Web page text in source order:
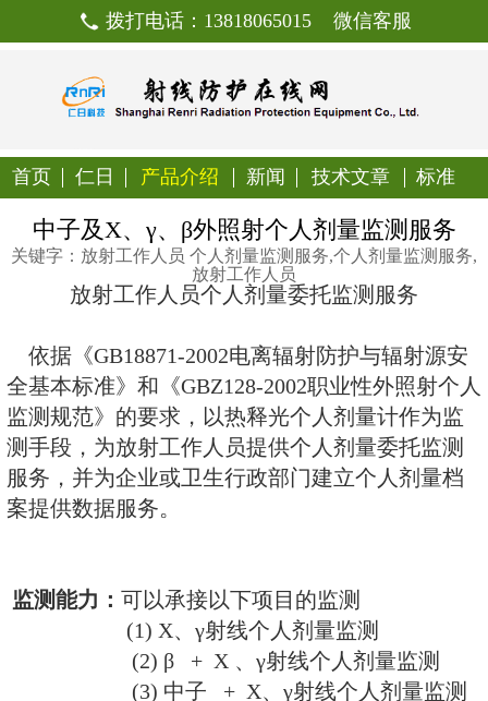
拨打电话：13818065015
首页 仁日 产品介绍 新闻 技
关键字：放射工作人员 个人剂量监测服务
放射工作人员
放射工作人员个人剂量委托
依据《GB18871-2002电离辐射
监测规范》的要求，以热释光个人
测手段，为放射工作人员提供个
服务，并为企业或卫生行政部门